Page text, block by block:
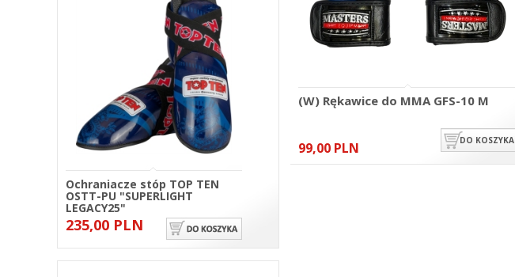
Ochraniacze stóp TOP TEN
OSTT-PU "SUPERLIGHT
LEGACY25"
235,00 PLN
(W) Rękawice do MMA GFS-10 M
99,00 PLN DO KOSZYKA